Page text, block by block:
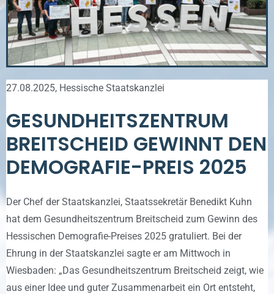
27.08.2025, Hessische Staatskanzlei
GESUNDHEITSZENTRUM
BREITSCHEID GEWINNT DEN
DEMOGRAFIE-PREIS 2025
Der Chef der Staatskanzlei, Staatssekretär Benedikt Kuhn
hat dem Gesundheitszentrum Breitscheid zum Gewinn des
Hessischen Demografie-Preises 2025 gratuliert. Bei der
Ehrung in der Staatskanzlei sagte er am Mittwoch in
Wiesbaden: „Das Gesundheitszentrum Breitscheid zeigt, wie
aus einer Idee und guter Zusammenarbeit ein Ort entsteht,